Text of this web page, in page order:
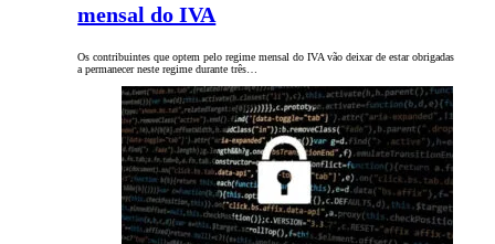
mensal do IVA
Os contribuintes que optem pelo regime mensal do IVA vão deixar de estar obrigadas
a permanecer neste regime durante três…